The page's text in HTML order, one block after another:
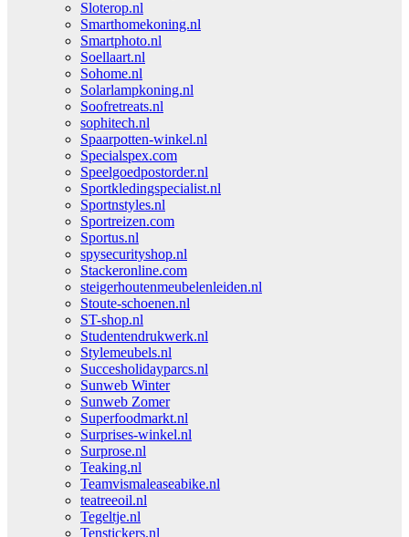
Sloterop.nl
Smarthomekoning.nl
Smartphoto.nl
Soellaart.nl
Sohome.nl
Solarlampkoning.nl
Soofretreats.nl
sophitech.nl
Spaarpotten-winkel.nl
Specialspex.com
Speelgoedpostorder.nl
Sportkledingspecialist.nl
Sportnstyles.nl
Sportreizen.com
Sportus.nl
spysecurityshop.nl
Stackeronline.com
steigerhoutenmeubelenleiden.nl
Stoute-schoenen.nl
ST-shop.nl
Studentendrukwerk.nl
Stylemeubels.nl
Succesholidayparcs.nl
Sunweb Winter
Sunweb Zomer
Superfoodmarkt.nl
Surprises-winkel.nl
Surprose.nl
Teaking.nl
Teamvismaleaseabike.nl
teatreeoil.nl
Tegeltje.nl
Tenstickers.nl